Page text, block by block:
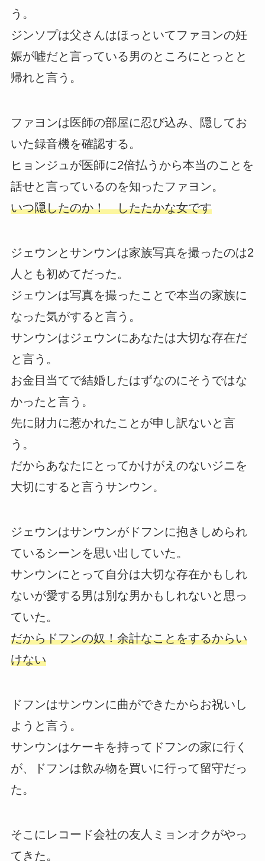
う。
ジンソプは父さんはほっといてファヨンの妊
娠が嘘だと言っている男のところにとっとと
帰れと言う。
ファヨンは医師の部屋に忍び込み、隠してお
いた録音機を確認する。
ヒョンジュが医師に2倍払うから本当のことを
話せと言っているのを知ったファヨン。
いつ隠したのか！ したたかな女です
ジェウンとサンウンは家族写真を撮ったのは2
人とも初めてだった。
ジェウンは写真を撮ったことで本当の家族に
なった気がすると言う。
サンウンはジェウンにあなたは大切な存在だ
と言う。
お金目当てで結婚したはずなのにそうではな
かったと言う。
先に財力に惹かれたことが申し訳ないと言
う。
だからあなたにとってかけがえのないジニを
大切にすると言うサンウン。
ジェウンはサンウンがドフンに抱きしめられ
ているシーンを思い出していた。
サンウンにとって自分は大切な存在かもしれ
ないが愛する男は別な男かもしれないと思っ
ていた。
だからドフンの奴！余計なことをするからい
けない
ドフンはサンウンに曲ができたからお祝いし
ようと言う。
サンウンはケーキを持ってドフンの家に行く
が、ドフンは飲み物を買いに行って留守だっ
た。
そこにレコード会社の友人ミョンオクがやっ
てきた。